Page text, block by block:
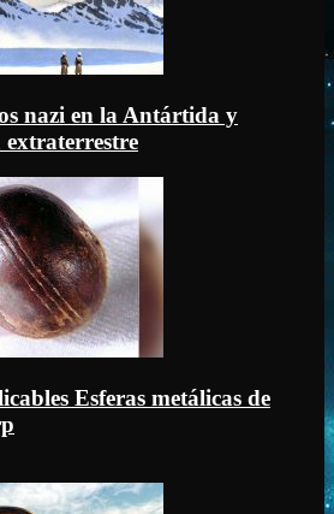
nazi en la Antártida y
extraterrestre
Esferas metálicas de